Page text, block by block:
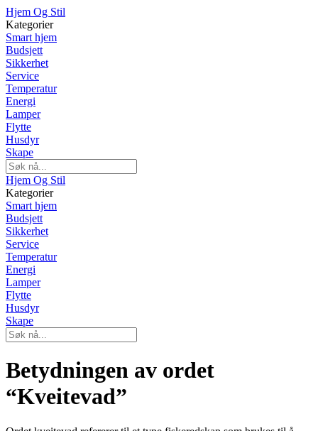
Hjem Og Stil
Kategorier
Smart hjem
Budsjett
Sikkerhet
Service
Temperatur
Energi
Lamper
Flytte
Husdyr
Skape
Hjem Og Stil
Kategorier
Smart hjem
Budsjett
Sikkerhet
Service
Temperatur
Energi
Lamper
Flytte
Husdyr
Skape
Betydningen av ordet
“Kveitevad”